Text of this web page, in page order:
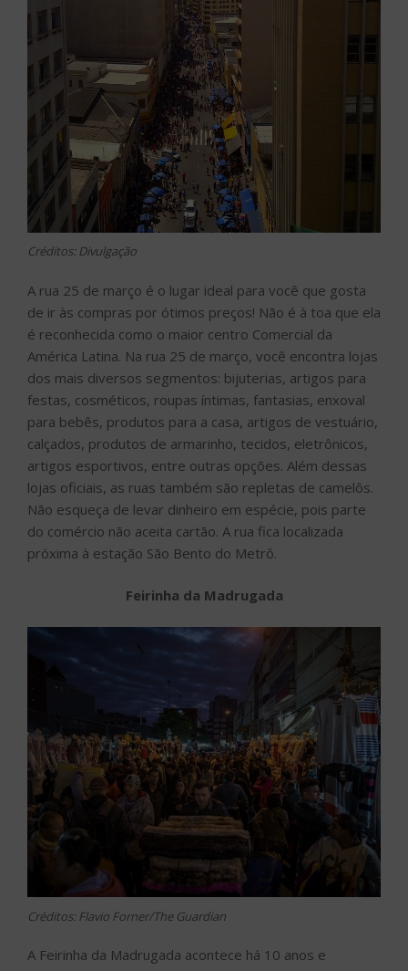
Créditos: Divulgação
A rua 25 de março é o lugar ideal para você que gosta
de ir às compras por ótimos preços! Não é à toa que ela
é reconhecida como o maior centro Comercial da
América Latina. Na rua 25 de março, você encontra lojas
dos mais diversos segmentos: bijuterias, artigos para
festas, cosméticos, roupas íntimas, fantasias, enxoval
para bebês, produtos para a casa, artigos de vestuário,
calçados, produtos de armarinho, tecidos, eletrônicos,
artigos esportivos, entre outras opções. Além dessas
lojas oficiais, as ruas também são repletas de camelôs.
Não esqueça de levar dinheiro em espécie, pois parte
do comércio não aceita cartão. A rua fica localizada
próxima à estação São Bento do Metrô.
Feirinha da Madrugada
Créditos: Flavio Forner/The Guardian
A Feirinha da Madrugada acontece há 10 anos e